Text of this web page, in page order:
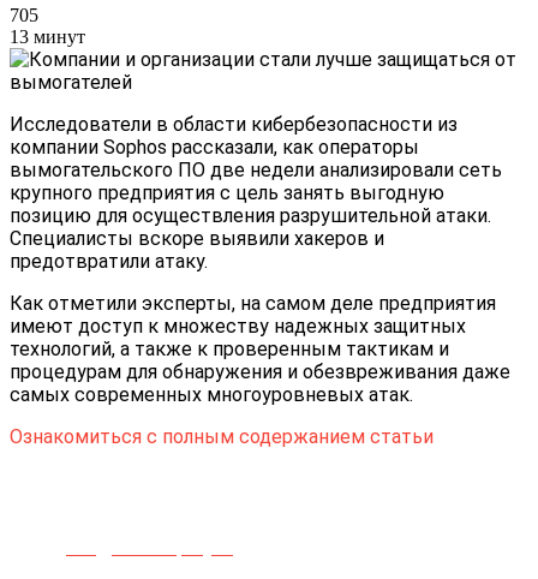
705
13 минут
Исследователи в области кибербезопасности из
компании Sophos рассказали, как операторы
вымогательского ПО две недели анализировали сеть
крупного предприятия с цель занять выгодную
позицию для осуществления разрушительной атаки.
Специалисты вскоре выявили хакеров и
предотвратили атаку.
Как отметили эксперты, на самом деле предприятия
имеют доступ к множеству надежных защитных
технологий, а также к проверенным тактикам и
процедурам для обнаружения и обезвреживания даже
самых современных многоуровневых атак.
Ознакомиться с полным содержанием статьи